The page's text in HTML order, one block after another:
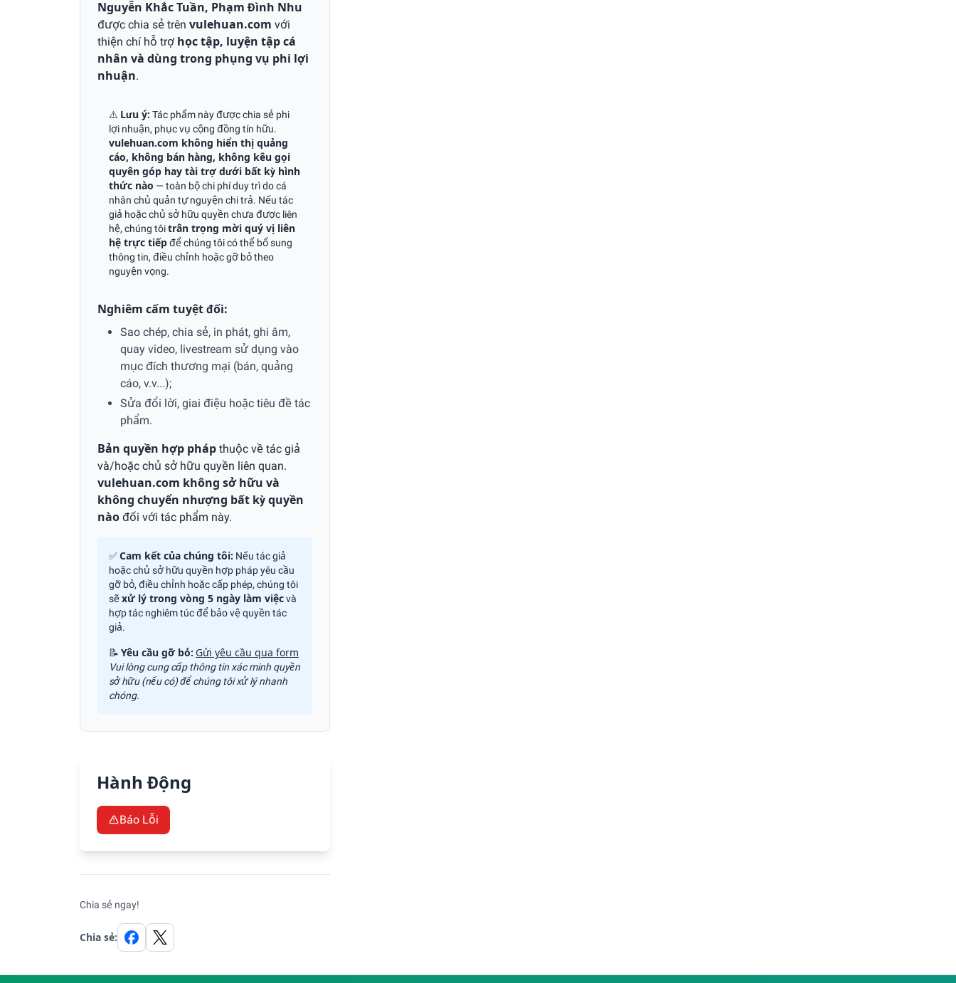
Nguyễn Khắc Tuần, Phạm Đình Nhu
được chia sẻ trên vulehuan.com với
thiện chí hỗ trợ học tập, luyện tập cá
nhân và dùng trong phụng vụ phi lợi
nhuận.
⚠️ Lưu ý: Tác phẩm này được chia sẻ phi
lợi nhuận, phục vụ cộng đồng tín hữu.
vulehuan.com không hiển thị quảng
cáo, không bán hàng, không kêu gọi
quyên góp hay tài trợ dưới bất kỳ hình
thức nào — toàn bộ chi phí duy trì do cá
nhân chủ quản tự nguyện chi trả. Nếu tác
giả hoặc chủ sở hữu quyền chưa được liên
hệ, chúng tôitrân trọng mời quý vị liên
hệ trực tiếpđể chúng tôi có thể bổ sung
thông tin, điều chỉnh hoặc gỡ bỏ theo
nguyện vọng.
Nghiêm cấm tuyệt đối:
Sao chép, chia sẻ, in phát, ghi âm,
quay video, livestream sử dụng vào
mục đích thương mại (bán, quảng
cáo, v.v...);
Sửa đổi lời, giai điệu hoặc tiêu đề tác
phẩm.
Bản quyền hợp pháp thuộc về tác giả
và/hoặc chủ sở hữu quyền liên quan.
vulehuan.com không sở hữu và
không chuyển nhượng bất kỳ quyền
nào đối với tác phẩm này.
✅Cam kết của chúng tôi: Nếu tác giả
hoặc chủ sở hữu quyền hợp pháp yêu cầu
gỡ bỏ, điều chỉnh hoặc cấp phép, chúng tôi
sẽxử lý trong vòng 5 ngày làm việcvà
hợp tác nghiêm túc để bảo vệ quyền tác
giả.
📝 Yêu cầu gỡ bỏ: Gửi yêu cầu qua form
Vui lòng cung cấp thông tin xác minh quyền
sở hữu (nếu có) để chúng tôi xử lý nhanh
chóng.
Hành Động
Báo Lỗi
Chia sẻ ngay!
Chia sẻ: